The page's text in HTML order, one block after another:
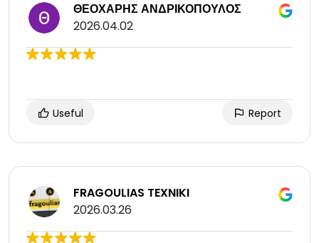
ΘΕΟΧΑΡΗΣ ΑΝΔΡΙΚΟΠΟΥΛΟΣ
2026.04.02
Useful Report
FRAGOULIAS TEXNIKI
2026.03.26